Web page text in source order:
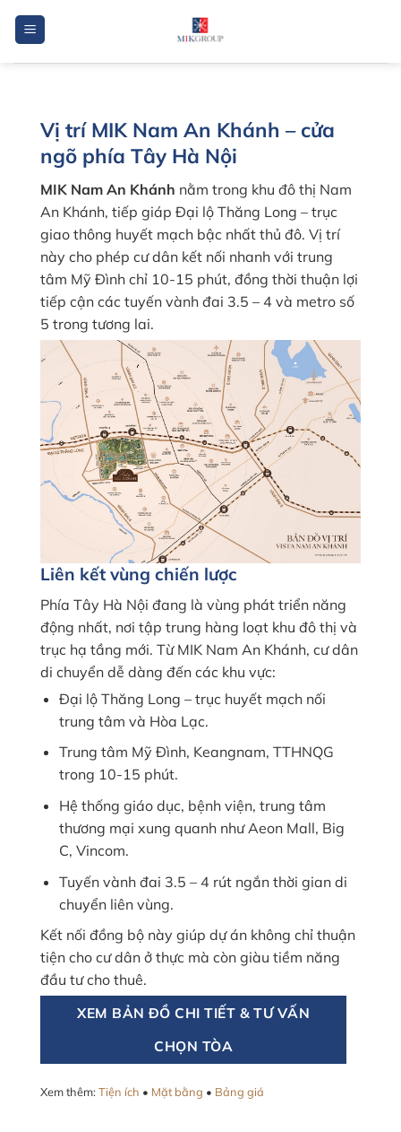
Bỏ
qua
Vị trí MIK Nam An Khánh – cửa
ngõ phía Tây Hà Nội
MIK Nam An Khánh nằm trong khu đô thị Nam
An Khánh, tiếp giáp Đại lộ Thăng Long – trục
giao thông huyết mạch bậc nhất thủ đô. Vị trí
này cho phép cư dân kết nối nhanh với trung
tâm Mỹ Đình chỉ 10-15 phút, đồng thời thuận lợi
tiếp cận các tuyến vành đai 3.5 – 4 và metro số
5 trong tương lai.
Bản đồ vị trí MIK Nam An Khánh - chèn ảnh sau
Liên kết vùng chiến lược
Phía Tây Hà Nội đang là vùng phát triển năng
động nhất, nơi tập trung hàng loạt khu đô thị và
trục hạ tầng mới. Từ MIK Nam An Khánh, cư dân
di chuyển dễ dàng đến các khu vực:
Đại lộ Thăng Long – trục huyết mạch nối
trung tâm và Hòa Lạc.
Trung tâm Mỹ Đình, Keangnam, TTHNQG
trong 10-15 phút.
Hệ thống giáo dục, bệnh viện, trung tâm
thương mại xung quanh như Aeon Mall, Big
C, Vincom.
Tuyến vành đai 3.5 – 4 rút ngắn thời gian di
chuyển liên vùng.
Kết nối đồng bộ này giúp dự án không chỉ thuận
tiện cho cư dân ở thực mà còn giàu tiềm năng
đầu tư cho thuê.
XEM BẢN ĐỒ CHI TIẾT & TƯ VẤN
CHỌN TÒA
Xem thêm: Tiện ích • Mặt bằng • Bảng giá